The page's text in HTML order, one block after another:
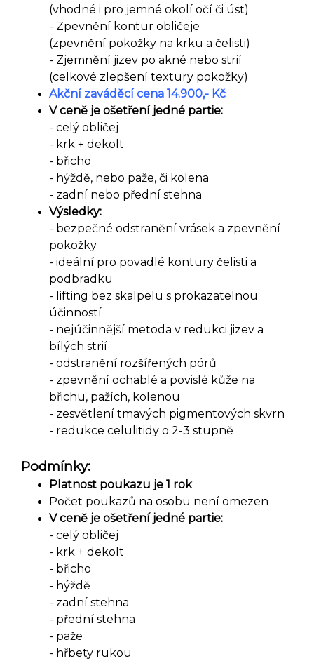
(vhodné i pro jemné okolí očí či úst)
- Zpevnění kontur obličeje
(zpevnění pokožky na krku a čelisti)
- Zjemnění jizev po akné nebo strií
(celkové zlepšení textury pokožky)
Akční zaváděcí cena 14.900,- Kč
V ceně je ošetření jedné partie:
- celý obličej
- krk + dekolt
- břicho
- hýždě, nebo paže, či kolena
- zadní nebo přední stehna
Výsledky:
- bezpečné odstranění vrásek a zpevnění
pokožky
- ideální pro povadlé kontury čelisti a
podbradku
- lifting bez skalpelu s prokazatelnou
účinností
- nejúčinnější metoda v redukci jizev a
bílých strií
- odstranění rozšířených pórů
- zpevnění ochablé a povislé kůže na
břichu, pažích, kolenou
- zesvětlení tmavých pigmentových skvrn
- redukce celulitidy o 2-3 stupně
Podmínky:
Platnost poukazu je 1 rok
Počet poukazů na osobu není omezen
V ceně je ošetření jedné partie:
- celý obličej
- krk + dekolt
- břicho
- hýždě
- zadní stehna
- přední stehna
- paže
- hřbety rukou